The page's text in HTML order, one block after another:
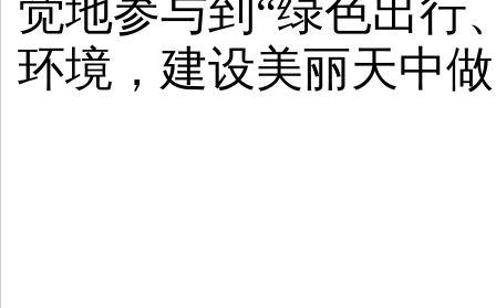
觉地参与到 “绿色出行
环境，建设美丽天中